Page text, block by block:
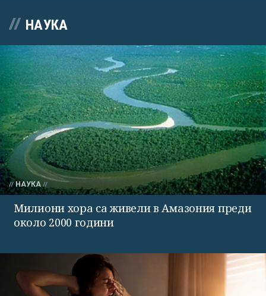
НАУКА
НАУКА
Милиони хора са живели в Амазония преди
около 2000 години